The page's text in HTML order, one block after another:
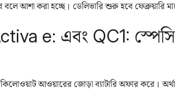
বলে আশা করা হচ্ছে। ডেলিভারি শুরু হবে ফেব্রুয়ারি
e: এবং QC1:
কিলোওয়াট আওয়ারের জোড়া ব্যাটারি অফার করে।